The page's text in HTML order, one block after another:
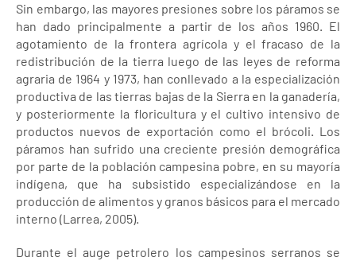
Sin embargo, las mayores presiones sobre los páramos se
han dado principalmente a partir de los años 1960. El
agotamiento de la frontera agrícola y el fracaso de la
redistribución de la tierra luego de las leyes de reforma
agraria de 1964 y 1973, han conllevado a la especialización
productiva de las tierras bajas de la Sierra en la ganadería,
y posteriormente la floricultura y el cultivo intensivo de
productos nuevos de exportación como el brócoli. Los
páramos han sufrido una creciente presión demográfica
por parte de la población campesina pobre, en su mayoría
indígena, que ha subsistido especializándose en la
producción de alimentos y granos básicos para el mercado
interno (Larrea, 2005).
Durante el auge petrolero los campesinos serranos se